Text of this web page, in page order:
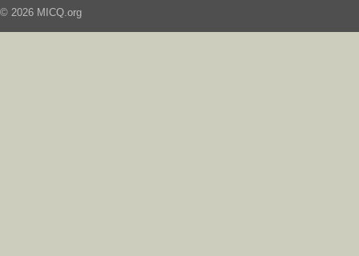
© 2026 MICQ.org